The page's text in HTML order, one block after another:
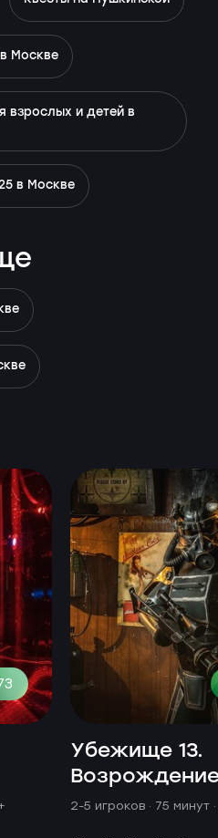
Москве
взрослых и детей в
в Москве
Убежище 13.
2-5 игроков · 75 минут